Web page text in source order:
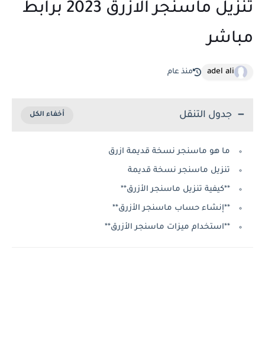
تنزيل ماسنجر الازرق 2023 برابط
مباشر
adel ali منذ عام
جدول التنقل
ما هو ماسنجر نسخة قديمة ازرق
تنزيل ماسنجر نسخة قديمة
**كيفية تنزيل ماسنجر الأزرق**
**إنشاء حساب ماسنجر الأزرق**
**استخدام ميزات ماسنجر الأزرق**